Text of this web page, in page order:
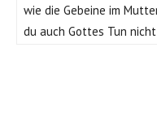
wie die Gebeine im
du auch Gottes Tun